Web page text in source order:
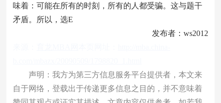
味着：可能在所有的时刻，所有的人都受骗。这与题干
矛盾。所以，选E
发布者：ws2012
声明：我方为第三方信息服务平台提供者，本文来
自于网络，登载出于传递更多信息之目的，并不意味着